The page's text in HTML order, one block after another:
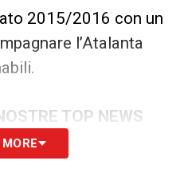
2015/2016 con un
l’Atalanta
TOP NEWS